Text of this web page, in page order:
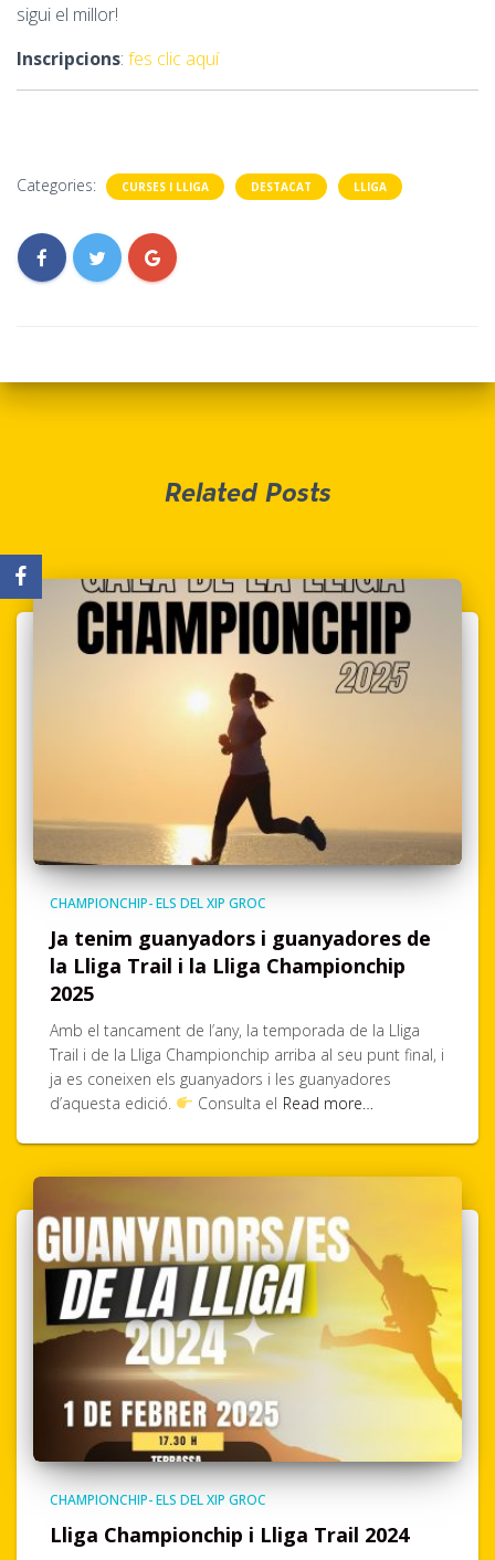
sigui el millor!
Inscripcions: fes clic aquí
Categories: CURSES I LLIGA DESTACAT LLIGA
Related Posts
CHAMPIONCHIP- ELS DEL XIP GROC
Ja tenim guanyadors i guanyadores de
la Lliga Trail i la Lliga Championchip
2025
Amb el tancament de l’any, la temporada de la Lliga
Trail i de la Lliga Championchip arriba al seu punt final, i
ja es coneixen els guanyadors i les guanyadores
d’aquesta edició.
Consulta el Read more…
CHAMPIONCHIP- ELS DEL XIP GROC
Lliga Championchip i Lliga Trail 2024